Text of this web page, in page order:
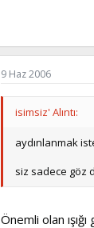
9 Haz 2006
isimsiz' Alıntı:
aydınlanmak
siz sadece göz
Önemli olan